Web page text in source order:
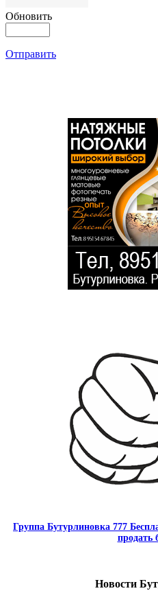
Обновить
Отправить
Группа Бутурлиновка 777
продать
Новости